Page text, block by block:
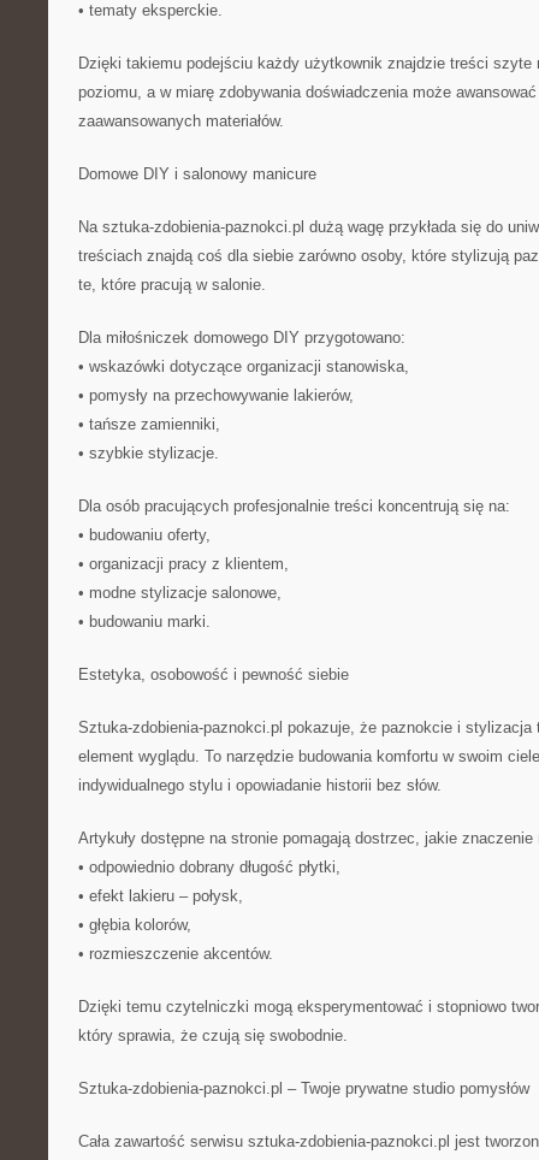
• tematy eksperckie.
Dzięki takiemu podejściu każdy użytkownik znajdzie treści szyte
poziomu, a w miarę zdobywania doświadczenia może
zaawansowanych materiałów.
Domowe DIY i salonowy manicure
Na sztuka-zdobienia-paznokci.pl dużą wagę przykłada się do
treściach znajdą coś dla siebie zarówno osoby, które stylizują
te, które pracują w salonie.
Dla miłośniczek domowego DIY przygotowano:
• wskazówki dotyczące organizacji stanowiska,
• pomysły na przechowywanie lakierów,
• tańsze zamienniki,
• szybkie stylizacje.
Dla osób pracujących profesjonalnie treści koncentrują się na:
• budowaniu oferty,
• organizacji pracy z klientem,
• modne stylizacje salonowe,
• budowaniu marki.
Estetyka, osobowość i pewność siebie
Sztuka-zdobienia-paznokci.pl pokazuje, że paznokcie i
element wyglądu. To narzędzie budowania komfortu w swoim
indywidualnego stylu i opowiadanie historii bez słów.
Artykuły dostępne na stronie pomagają dostrzec, jakie znaczenie
• odpowiednio dobrany długość płytki,
• efekt lakieru – połysk,
• głębia kolorów,
• rozmieszczenie akcentów.
Dzięki temu czytelniczki mogą eksperymentować i stopniowo
który sprawia, że czują się swobodnie.
Sztuka-zdobienia-paznokci.pl – Twoje prywatne studio pomysłów
Cała zawartość serwisu sztuka-zdobienia-paznokci.pl jest